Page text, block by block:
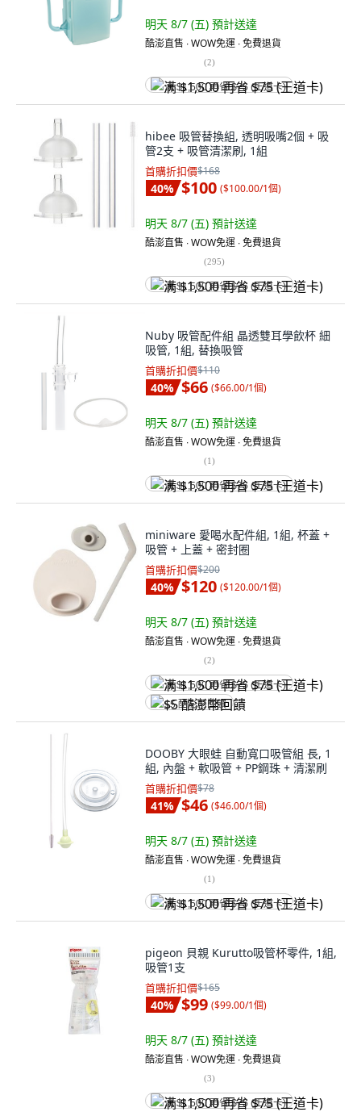
明天 8/7 (五) 預計送達
酷澎直售 ∙ WOW免運 ∙ 免費退貨
(2)
满 $1,500 再省 $75 (王道卡)
hibee 吸管替換組, 透明吸嘴2個 + 吸
管2支 + 吸管清潔刷, 1組
首購折扣價$168
40% $100 ($100.00/1個)
明天 8/7 (五) 預計送達
酷澎直售 ∙ WOW免運 ∙ 免費退貨
(295)
满 $1,500 再省 $75 (王道卡)
Nuby 吸管配件組 晶透雙耳學飲杯 細
吸管, 1組, 替換吸管
首購折扣價$110
40% $66 ($66.00/1個)
明天 8/7 (五) 預計送達
酷澎直售 ∙ WOW免運 ∙ 免費退貨
(1)
满 $1,500 再省 $75 (王道卡)
miniware 愛喝水配件組, 1組, 杯蓋 +
吸管 + 上蓋 + 密封圈
首購折扣價$200
40% $120 ($120.00/1個)
明天 8/7 (五) 預計送達
酷澎直售 ∙ WOW免運 ∙ 免費退貨
(2)
满 $1,500 再省 $75 (王道卡)
$5 酷澎幣回饋
DOOBY 大眼蛙 自動寬口吸管組 長, 1
組, 內盤 + 軟吸管 + PP鋼珠 + 清潔刷
首購折扣價$78
41% $46 ($46.00/1個)
明天 8/7 (五) 預計送達
酷澎直售 ∙ WOW免運 ∙ 免費退貨
(1)
满 $1,500 再省 $75 (王道卡)
pigeon 貝親 Kurutto吸管杯零件, 1組,
吸管1支
首購折扣價$165
40% $99 ($99.00/1個)
明天 8/7 (五) 預計送達
酷澎直售 ∙ WOW免運 ∙ 免費退貨
(3)
满 $1,500 再省 $75 (王道卡)